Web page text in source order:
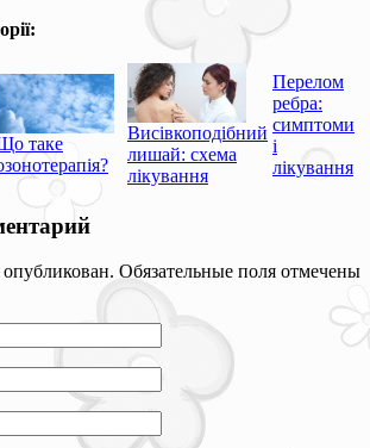
таке
Висівкоподібний
лишай: схема
лікування
Перелом
ребра:
симптоми
і
лікування
Обязательные поля отмечены